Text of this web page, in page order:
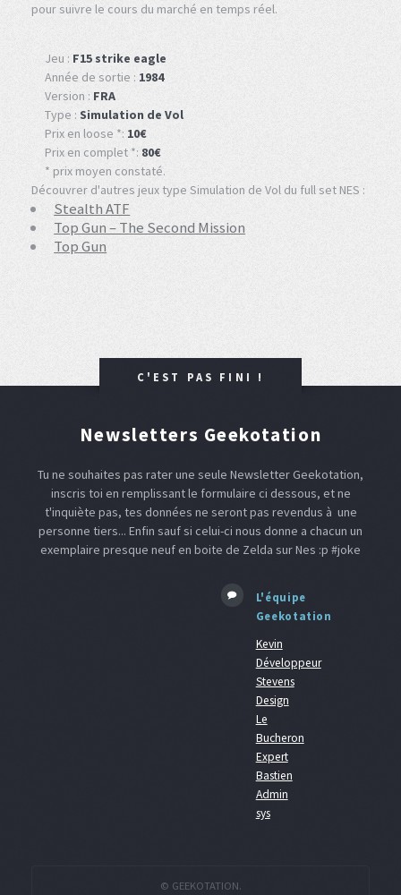
pour suivre le cours du marché en temps réel.
Jeu : F15 strike eagle
Année de sortie : 1984
Version : FRA
Type : Simulation de Vol
Prix en loose *: 10€
Prix en complet *: 80€
* prix moyen constaté.
Découvrer d'autres jeux type Simulation de Vol du full set NES :
Stealth ATF
Top Gun – The Second Mission
Top Gun
C'EST PAS FINI !
Newsletters Geekotation
Tu ne souhaites pas rater une seule Newsletter Geekotation,
inscris toi en remplissant le formulaire ci dessous, et ne
t'inquiète pas, tes données ne seront pas revendus à une
personne tiers... Enfin sauf si celui-ci nous donne a chacun un
exemplaire presque neuf en boite de Zelda sur Nes :p #joke
L'équipe
Geekotation
Kevin
Développeur
Stevens
Design
Le
Bucheron
Expert
Bastien
Admin
sys
© GEEKOTATION.